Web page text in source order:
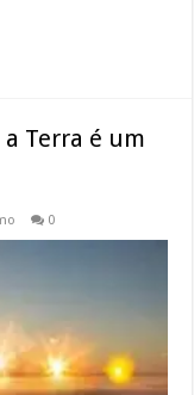
Terra é um
0